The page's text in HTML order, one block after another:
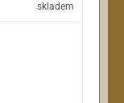
skladem